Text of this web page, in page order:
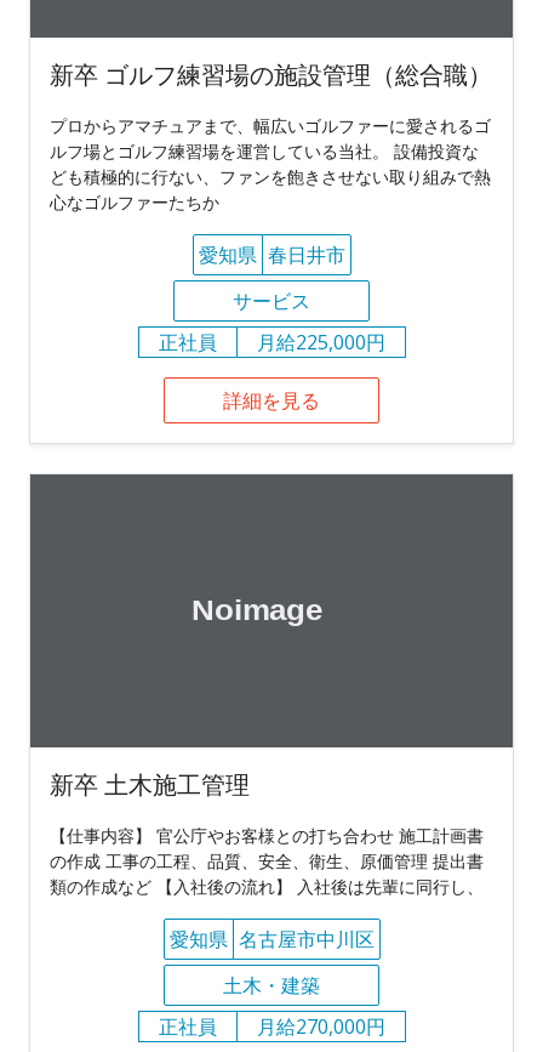
新卒 ゴルフ練習場の施設管理（総合職）
プロからアマチュアまで、幅広いゴルファーに愛されるゴ
ルフ場とゴルフ練習場を運営している当社。 設備投資な
ども積極的に行ない、ファンを飽きさせない取り組みで熱
心なゴルファーたちか
愛知県 春日井市
サービス
正社員
月給225,000円
詳細を見る
新卒 土木施工管理
【仕事内容】 官公庁やお客様との打ち合わせ 施工計画書
の作成 工事の工程、品質、安全、衛生、原価管理 提出書
類の作成など 【入社後の流れ】 入社後は先輩に同行し、
愛知県 名古屋市中川区
土木・建築
正社員
月給270,000円